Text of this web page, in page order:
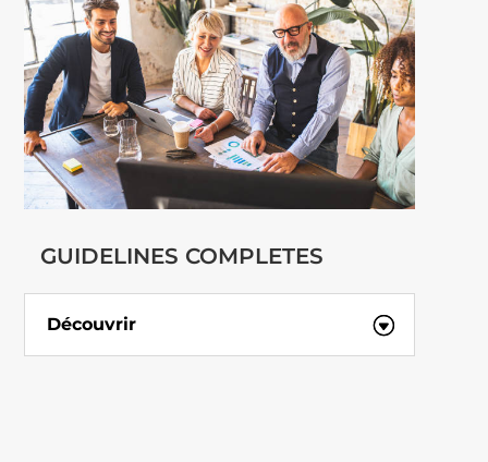
GUIDELINES COMPLETES
Découvrir